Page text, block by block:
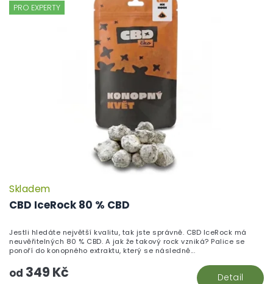
PRO EXPERTY
CBD IceRock 80 % CBD
Skladem
od 349 Kč Detail
Jestli hledáte největší kvalitu, tak jste správně. CBD IceRock má
neuvěřitelných 80 % CBD. A jak že takový rock vzniká? Palice se
ponoří do konopného extraktu, který se následně...